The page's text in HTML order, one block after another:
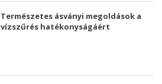
Természetes ásványi megoldások a
vízszűrés hatékonyságáért